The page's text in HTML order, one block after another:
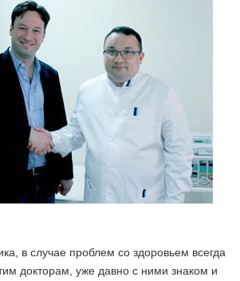
в случае проблем со здоровьем всегда
докторам, уже давно с ними знаком и